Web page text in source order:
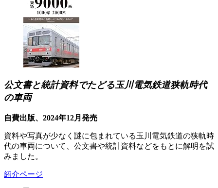
公文書と統計資料でたどる玉川電気鉄道狭軌時代
の車両
自費出版、2024年12月発売
資料や写真が少なく謎に包まれている玉川電気鉄道の狭軌時
代の車両について、公文書や統計資料などをもとに解明を試
みました。
紹介ページ